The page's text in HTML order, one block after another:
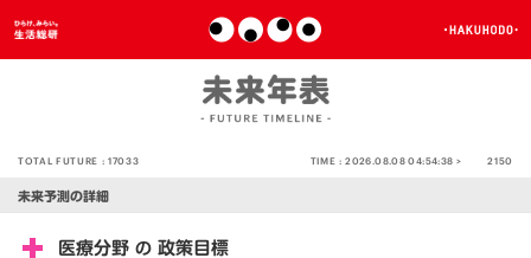
TOTAL FUTURE :17033 TIME :2026.08.08 04:54:38 > 2150
未来予測の詳細
医療分野 の 政策目標